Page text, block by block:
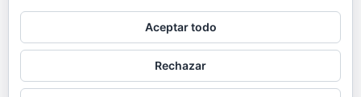
© AKETXE Consulting, S.L. - Este sitio web utiliza cookies, consulte
nuestra Política de cookies.
Política de cookies
Aceptar todo
Rechazar